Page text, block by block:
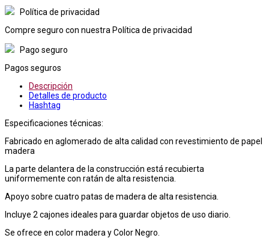
Política de privacidad
Compre seguro con nuestra Política de privacidad
Pago seguro
Pagos seguros
Descripción
Detalles de producto
Hashtag
Especificaciones técnicas:
Fabricado en aglomerado de alta calidad con revestimiento de papel
madera
La parte delantera de la construcción está recubierta
uniformemente con ratán de alta resistencia.
Apoyo sobre cuatro patas de madera de alta resistencia.
Incluye 2 cajones ideales para guardar objetos de uso diario.
Se ofrece en color madera y Color Negro.